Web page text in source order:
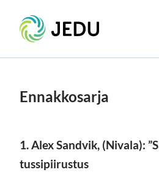
sisältöön
Etusivu
Ennakkosarja
1. Alex Sandvik, (Nivala):
tussipiirustus